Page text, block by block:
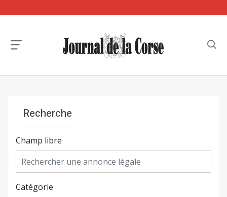
Recherche
Champ libre
Catégorie